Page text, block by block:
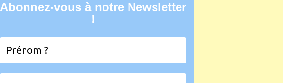
Abonnez-vous à notre Newsletter
!